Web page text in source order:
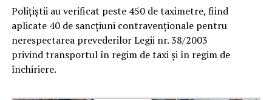
Poliţiştii au verificat peste 450 de taximetre, fiind
aplicate 40 de sancţiuni contravenţionale pentru
nerespectarea prevederilor Legii nr. 38/2003
privind transportul în regim de taxi şi în regim de
închiriere.